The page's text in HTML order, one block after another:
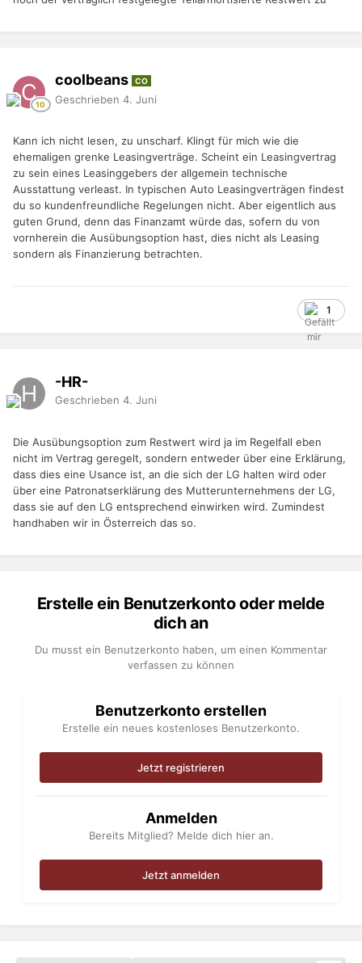
coolbeans CO
Geschrieben 4. Juni
Kann ich nicht lesen, zu unscharf. Klingt für mich wie die
ehemaligen grenke Leasingverträge. Scheint ein Leasingvertrag
zu sein eines Leasinggebers der allgemein technische
Ausstattung verleast. In typischen Auto Leasingverträgen findest
du so kundenfreundliche Regelungen nicht. Aber eigentlich aus
guten Grund, denn das Finanzamt würde das, sofern du von
vornherein die Ausübungsoption hast, dies nicht als Leasing
sondern als Finanzierung betrachten.
1
-HR-
Geschrieben 4. Juni
Die Ausübungsoption zum Restwert wird ja im Regelfall eben
nicht im Vertrag geregelt, sondern entweder über eine Erklärung,
dass dies eine Usance ist, an die sich der LG halten wird oder
über eine Patronatserklärung des Mutterunternehmens der LG,
dass sie auf den LG entsprechend einwirken wird. Zumindest
handhaben wir in Österreich das so.
Erstelle ein Benutzerkonto oder melde
dich an
Du musst ein Benutzerkonto haben, um einen Kommentar
verfassen zu können
Benutzerkonto erstellen
Erstelle ein neues kostenloses Benutzerkonto.
Jetzt registrieren
Anmelden
Bereits Mitglied? Melde dich hier an.
Jetzt anmelden